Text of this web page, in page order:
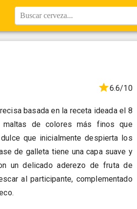
Buscar cerveza...
6.6/10
basada en la receta ideada el 8
maltas de colores más finos que
que inicialmente despierta los
de galleta tiene una capa suave y
un delicado aderezo de fruta de
al participante, complementado